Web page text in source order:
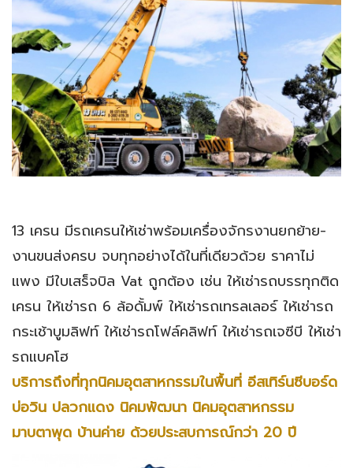
13 เครน มีรถเครนให้เช่าพร้อมเครื่องจักรงานยกย้าย-
งานขนส่งครบ จบทุกอย่างได้ในที่เดียวด้วย ราคาไม่
แพง มีใบเสร็จบิล Vat ถูกต้อง เช่น ให้เช่ารถบรรทุกติด
เครน ให้เช่ารถ 6 ล้อดั้มพ์ ให้เช่ารถเทรลเลอร์ ให้เช่ารถ
กระเช้าบูมลิฟท์ ให้เช่ารถโฟล์คลิฟท์ ให้เช่ารถเจซีบี ให้เช่า
รถแบคโฮ
บริการถึงที่ทุกนิคมอุตสาหกรรมในพื้นที่ อีสเทิร์นซีบอร์ด
บ่อวิน ปลวกแดง นิคมพัฒนา นิคมอุตสาหกรรม
มาบตาพุด บ้านค่าย ด้วยประสบการณ์กว่า 20 ปี